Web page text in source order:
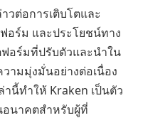
วต่อการเติบโตและ
อร์ม และประโยชน์ทาง
อร์มที่ปรับตัวและนำใน
ามมุ่งมั่นอย่างต่อเนื่อง
านี้ทำให้ Kraken เป็นตัว
อนาคตสำหรับผู้ที่